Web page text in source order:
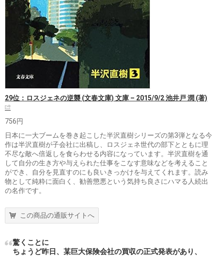
29位：ロスジェネの逆襲 (文春文庫) 文庫 – 2015/9/2 池井戸 潤 (著)
756円
日本に一大ブームを巻き起こした半沢直樹シリーズの第3弾となる今
作は半沢直樹が子会社に出稿し、ロスジェネ世代の部下とともに理
不尽な敵へ倍返しを食らわせる内容になっています。半沢直樹を通
して自分の生き方や与えられた仕事をこなす意味などを考えること
ができ、自分を見直すのにも良いきっかけを与えてくれます。読み
物として純粋に面白く、勧善懲悪という気持ち良さにハマる人続出
の名作です。
この商品の通販サイトへ
驚くことに
ちょうど昨日、某巨大保険会社の買収の正式発表があり、